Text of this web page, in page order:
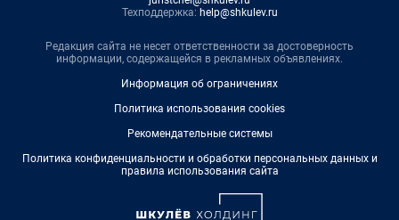
Техподдержка: help@shkulev.ru
Редакция сайта не несет ответственности за достоверность
информации, содержащейся в рекламных объявлениях.
Информация об ограничениях
Политика использования cookies
Рекомендательные системы
Политика конфиденциальности и обработки персональных данных и
правила использования сайта